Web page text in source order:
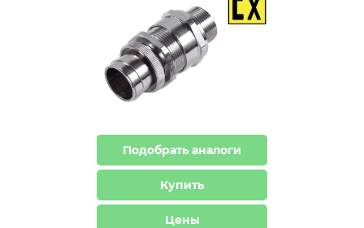
Подобрать аналоги
Купить
Цены